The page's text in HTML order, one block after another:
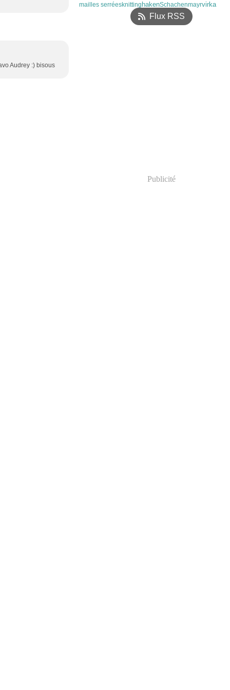
Audrey :) bisous
mailles serréesknitting hakenSchachenmayrvirka
Flux RSS
Publicité